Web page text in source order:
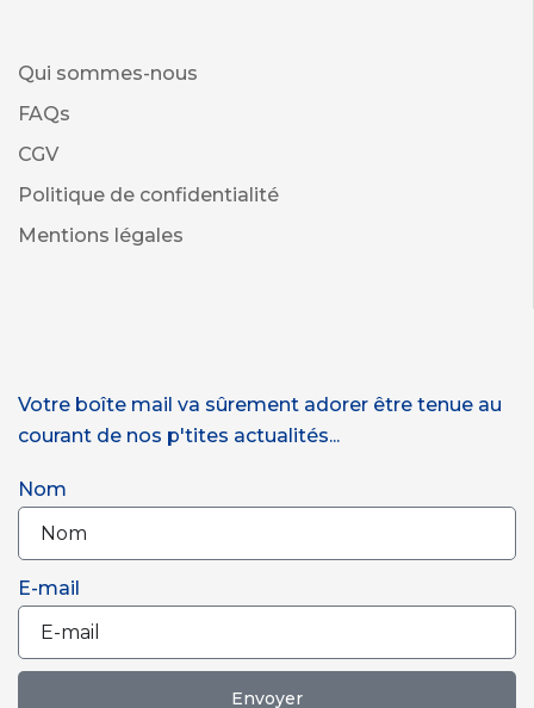
Qui sommes-nous
FAQs
CGV
Politique de confidentialité
Mentions légales
Votre boîte mail va sûrement adorer être tenue au
courant de nos p'tites actualités...
Nom
E-mail
Envoyer